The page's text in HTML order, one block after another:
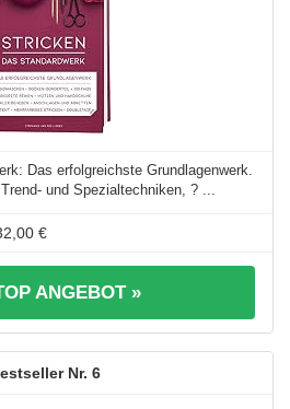
Das erfolgreichste Grundlagenwerk.
und Spezialtechniken, ? ...
€
ANGEBOT »
6